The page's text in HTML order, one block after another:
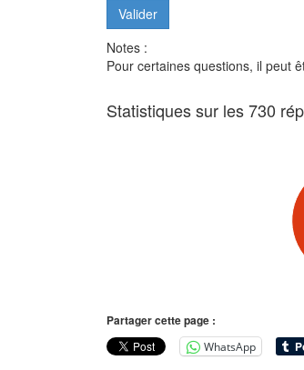
Notes :
Pour certaines questions, il peut
Statistiques sur les 730
Partager cette page :
WhatsApp